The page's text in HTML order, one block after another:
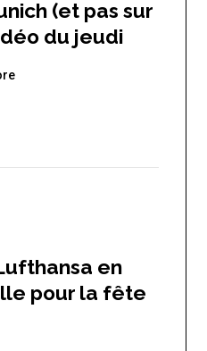
(et pas sur
du jeudi
en
pour la fête